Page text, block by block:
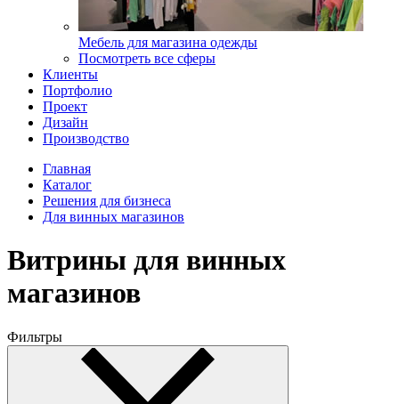
Мебель для магазина одежды
Посмотреть все сферы
Клиенты
Портфолио
Проект
Дизайн
Производство
Главная
Каталог
Решения для бизнеса
Для винных магазинов
Витрины для винных
магазинов
Фильтры